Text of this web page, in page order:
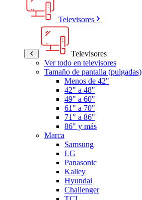
Televisores
Televisores
Ver todo en televisores
Tamaño de pantalla (pulgadas)
Menos de 42"
42" a 48"
49" a 60"
61" a 70"
71" a 86"
86" y más
Marca
Samsung
LG
Panasonic
Kalley
Hyundai
Challenger